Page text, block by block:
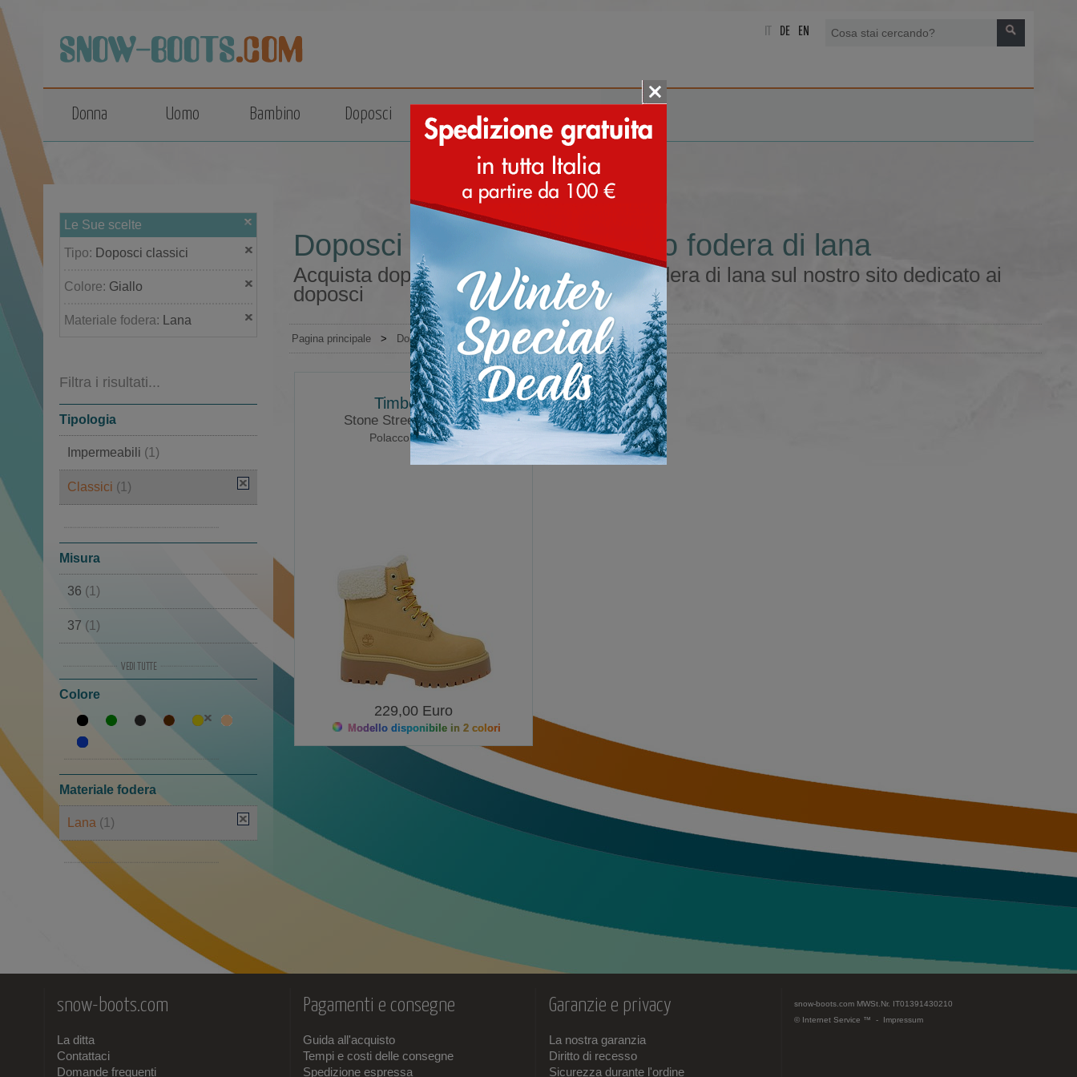
top
DE EN
Donna Uomo Bambino Doposci Accessori
Le Sue scelte
Tipo: Doposci classici
Colore: Giallo
Materiale fodera: Lana
Filtra i risultati...
Tipologia
Impermeabili (1)
Classici (1)
In pelle
Misura
36 (1)
37 (1)
39(1)
40(1)
41 (1)
Colore
Materiale fodera
Lana (1)
Gomma piuma
Doposci classici colore giallo fodera di lana
Acquista doposci classici colore giallo fodera di lana sul nostro sito dedicato ai
doposci
Pagina principale > Doposci > Classici
Timberland
Stone Street Mid Warm
Polacco con lacci
229,00 Euro
Modello disponibile in 2 colori
snow-boots.com
La ditta
Contattaci
Domande frequenti
Pagamenti e consegne
Guida all'acquisto
Tempi e costi delle consegne
Spedizione espressa
Garanzie e privacy
La nostra garanzia
Diritto di recesso
Sicurezza durante l'ordine
snow-boots.com MWSt.Nr. IT01391430210
© Internet Service ™ - Impressum